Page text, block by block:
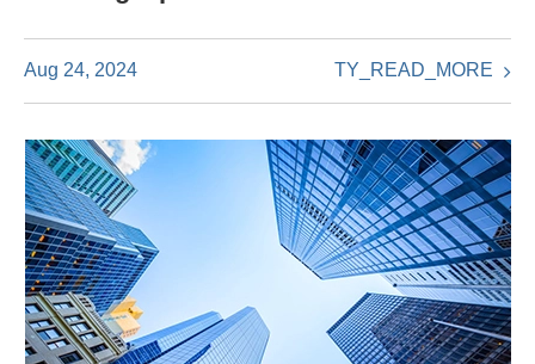
Aug 24, 2024 TY_READ_MORE